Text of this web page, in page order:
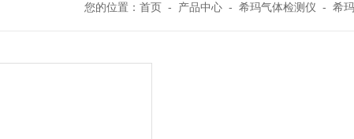
您的位置：首页 - 产品中心 -希玛气体检测仪 -希